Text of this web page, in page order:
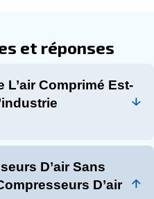
: application de
des gélules dans
d’ingrédients.